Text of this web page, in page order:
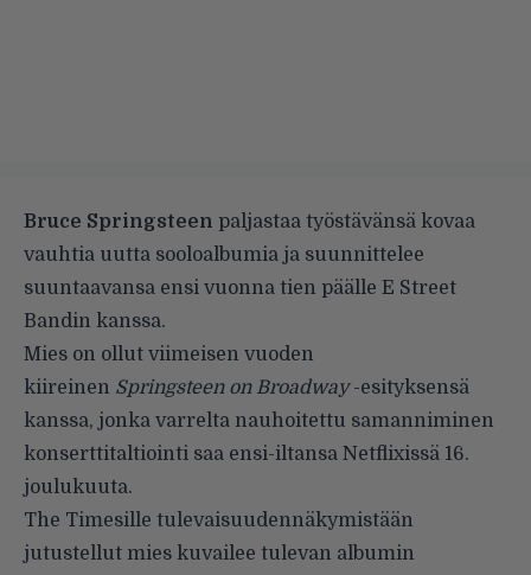
Bruce Springsteen paljastaa työstävänsä kovaa
vauhtia uutta sooloalbumia ja suunnittelee
suuntaavansa ensi vuonna tien päälle E Street
Bandin kanssa.
Mies on ollut viimeisen vuoden
kiireinen Springsteen on Broadway-esityksensä
kanssa, jonka varrelta nauhoitettu samanniminen
konserttitaltiointi saa ensi-iltansa Netflixissä 16.
joulukuuta.
The Timesille tulevaisuudennäkymistään
jutustellut mies kuvailee tulevan albumin